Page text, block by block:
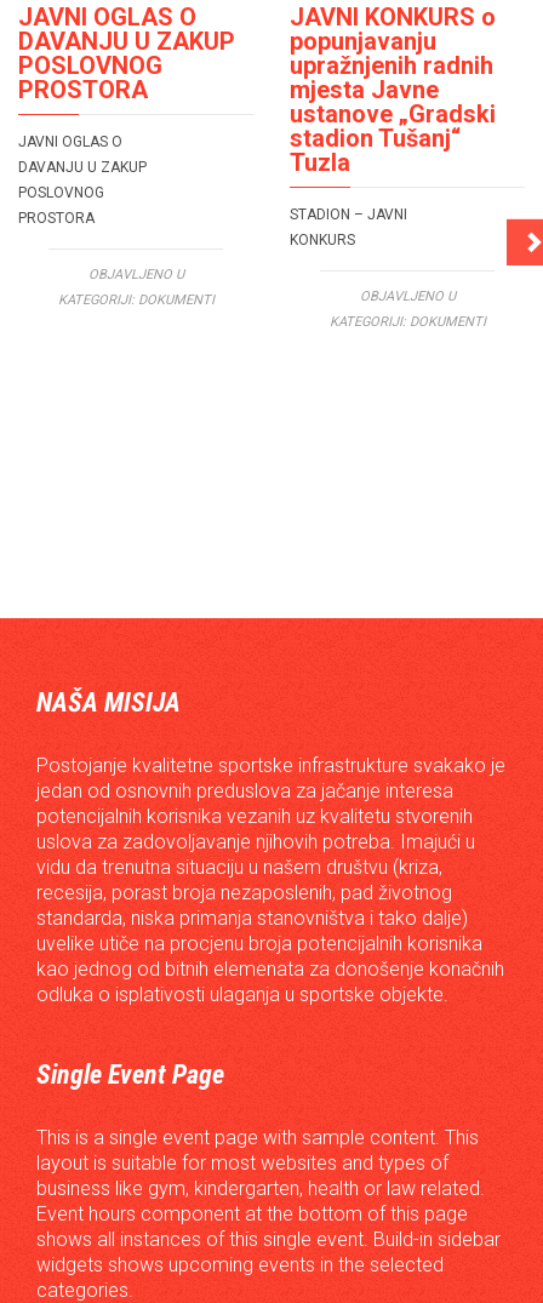
JAVNI OGLAS O
DAVANJU U ZAKUP
POSLOVNOG
PROSTORA
JAVNI OGLAS O
DAVANJU U ZAKUP
POSLOVNOG
PROSTORA
OBJAVLJENO U
KATEGORIJI: DOKUMENTI
JAVNI KONKURS o
popunjavanju
upražnjenih radnih
mjesta Javne
ustanove „Gradski
stadion Tušanj“
Tuzla
STADION – JAVNI
KONKURS
OBJAVLJENO U
KATEGORIJI: DOKUMENTI
NAŠA MISIJA
Postojanje kvalitetne sportske infrastrukture svakako je
jedan od osnovnih preduslova za jačanje interesa
potencijalnih korisnika vezanih uz kvalitetu stvorenih
uslova za zadovoljavanje njihovih potreba. Imajući u
vidu da trenutna situaciju u našem društvu (kriza,
recesija, porast broja nezaposlenih, pad životnog
standarda, niska primanja stanovništva i tako dalje)
uvelike utiče na procjenu broja potencijalnih korisnika
kao jednog od bitnih elemenata za donošenje konačnih
odluka o isplativosti ulaganja u sportske objekte.
Single Event Page
This is a single event page with sample content. This
layout is suitable for most websites and types of
business like gym, kindergarten, health or law related.
Event hours component at the bottom of this page
shows all instances of this single event. Build-in sidebar
widgets shows upcoming events in the selected
categories.